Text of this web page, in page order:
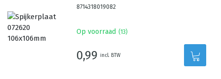
8714318019082
Op voorraad (13)
0,99 incl. BTW